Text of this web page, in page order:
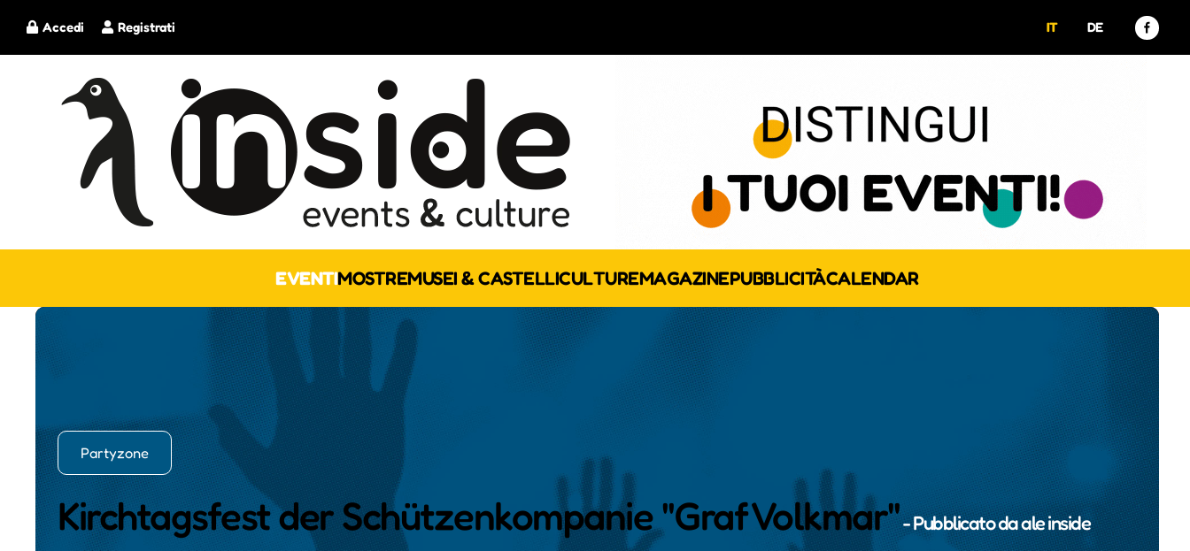
Registrati
Accedi IT DE
EVENTIMOSTREMUSEI & CASTELLICULTUREMAGAZINEPUBBLICITÀCALENDAR
Partyzone
Kirchtagsfest der Schützenkompanie "Graf Volkmar"- Pubblicato daale inside